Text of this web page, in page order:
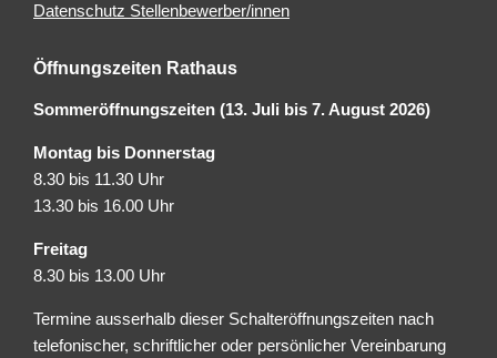
Datenschutz Stellenbewerber/innen
Öffnungszeiten Rathaus
Sommeröffnungszeiten (13. Juli bis 7. August 2026)
Montag bis Donnerstag
8.30 bis 11.30 Uhr
13.30 bis 16.00 Uhr
Freitag
8.30 bis 13.00 Uhr
Termine ausserhalb dieser Schalteröffnungszeiten nach
telefonischer, schriftlicher oder persönlicher Vereinbarung